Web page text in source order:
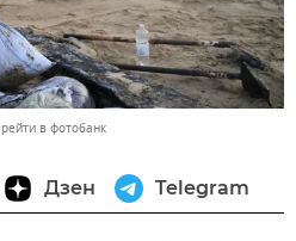
в фотобанк
Дзен Telegram